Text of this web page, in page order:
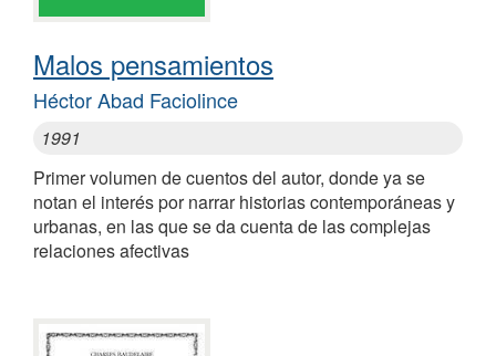
Malos pensamientos
Héctor Abad Faciolince
1991
Primer volumen de cuentos del autor, donde ya se
notan el interés por narrar historias contemporáneas y
urbanas, en las que se da cuenta de las complejas
relaciones afectivas